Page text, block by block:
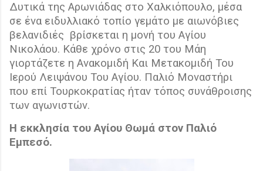
Δυτικά της Αρωνιάδας στο Χαλκιόπουλο, μέσα
σε ένα ειδυλλιακό τοπίο γεμάτο με αιωνόβιες
βελανιδιές βρίσκεται η μονή του Αγίου
Νικολάου. Κάθε χρόνο στις 20 του Μάη
γιορτάζετε η Ανακομιδή Και Μετακομιδή Του
Ιερού Λειψάνου Του Αγίου. Παλιό Μοναστήρι
που επί Τουρκοκρατίας ήταν τόπος συνάθροισης
των αγωνιστών.
Η εκκλησία του Αγίου Θωμά στον Παλιό
Εμπεσό.